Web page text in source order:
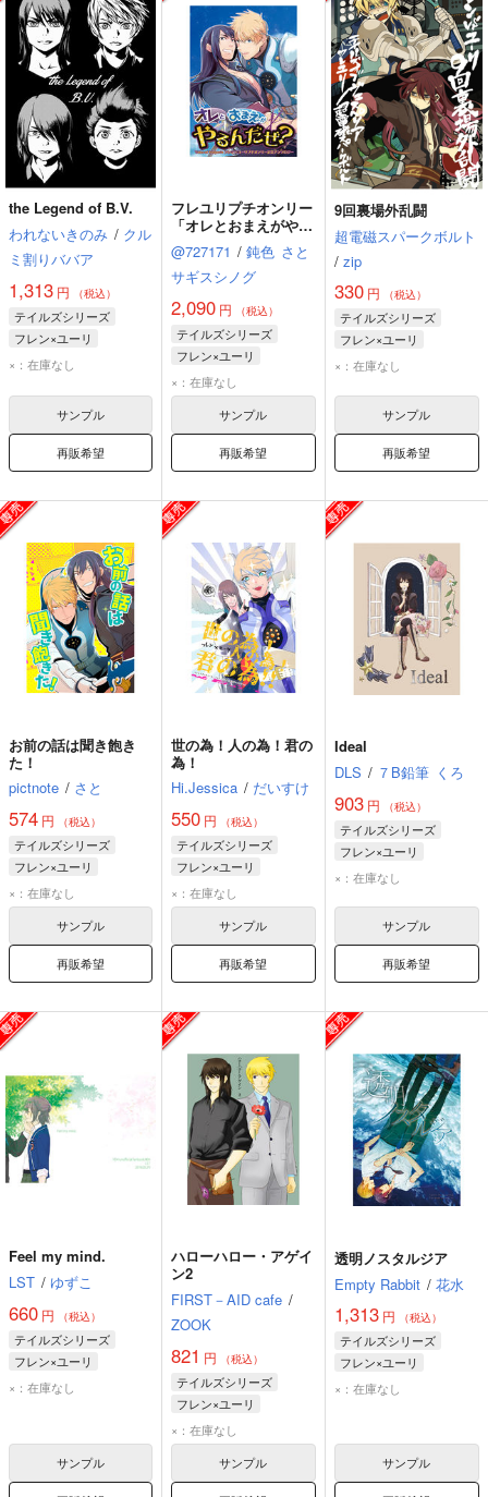
the Legend of B.V.
われないきのみ / クル
ミ割りババア
1,313 円 （税込）
テイルズシリーズ
フレン×ユーリ
フレン・シーフォ
×：在庫なし
サンプル
再販希望
フレユリプチオンリー
「オレとおまえがやる
んだぜ？」記念アンソ
ロジー
@727171 / 鈍色 さと
サギスシノグ
2,090 円 （税込）
テイルズシリーズ
フレン×ユーリ
フレン・シーフォ
ユーリ・ローウェル
×：在庫なし
サンプル
再販希望
9回裏場外乱闘
超電磁スパークボルト
/ zip
330円 （税込）
テイルズシリーズ
フレン×ユーリ
フレン・シーフォ
×：在庫なし
サンプル
再販希望
お前の話は聞き飽き
た！
pictnote / さと
574 円 （税込）
テイルズシリーズ
フレン×ユーリ
ユーリ・ローウェル
フレン・シーフォ
×：在庫なし
サンプル
再販希望
世の為！人の為！君の
為！
Hi.Jessica / だいすけ
550 円 （税込）
テイルズシリーズ
フレン×ユーリ
×：在庫なし
サンプル
再販希望
Ideal
DLS / ７B鉛筆 くろ
903円 （税込）
テイルズシリーズ
フレン×ユーリ
ユーリ・ローウェル
×：在庫なし
サンプル
再販希望
Feel my mind.
LST / ゆずこ
660 円 （税込）
テイルズシリーズ
フレン×ユーリ
フレン・シーフォ
×：在庫なし
サンプル
ハローハロー・アゲイ
ン2
FIRST－AID cafe /
ZOOK
821 円 （税込）
テイルズシリーズ
フレン×ユーリ
フレン・シーフォ
ユーリ・ローウェル
×：在庫なし
サンプル
透明ノスタルジア
Empty Rabbit / 花水
1,313円 （税込）
テイルズシリーズ
フレン×ユーリ
×：在庫なし
サンプル